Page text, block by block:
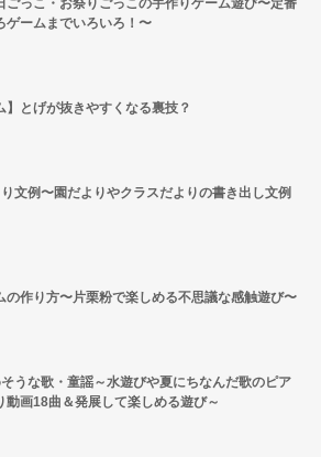
ゲームまでいろいろ！〜
】とげが抜きやすくなる裏技？
文例〜園だよりやクラスだよりの書き出し文例
の作り方〜片栗粉で楽しめる不思議な感触遊び〜
うな歌・童謡～水遊びや夏にちなんだ歌のピア
動画18曲＆発展して楽しめる遊び～